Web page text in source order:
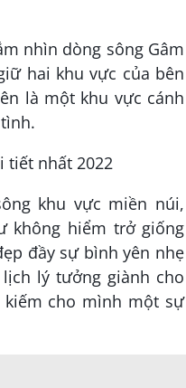
nhìn dòng sông Gâm
hai khu vực của bên
là một khu vực cánh
khu vực miền núi,
không hiểm trở giống
đầy sự bình yên nhẹ
lý tưởng giành cho
cho mình một sự